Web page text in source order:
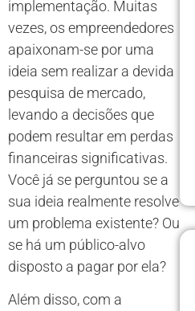
implementação. Muitas
vezes, os empreendedores
apaixonam-se por uma
ideia sem realizar a devida
pesquisa de mercado,
levando a decisões que
podem resultar em perdas
financeiras significativas.
Você já se perguntou se a
sua ideia realmente resolve
um problema existente? Ou
se há um público-alvo
disposto a pagar por ela?
Além disso, com a